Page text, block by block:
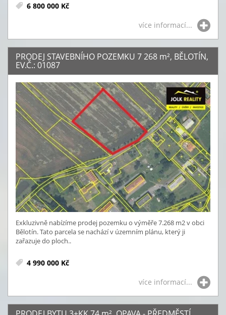
6 800 000 Kč
více informací...
PRODEJ STAVEBNÍHO POZEMKU 7 268 m², BĚLOTÍN,
EV.Č.: 01087
Exkluzivně nabízíme prodej pozemku o výměře 7.268 m2 v obci
Bělotín. Tato parcela se nachází v územním plánu, který ji
zařazuje do ploch..
4 990 000 Kč
více informací...